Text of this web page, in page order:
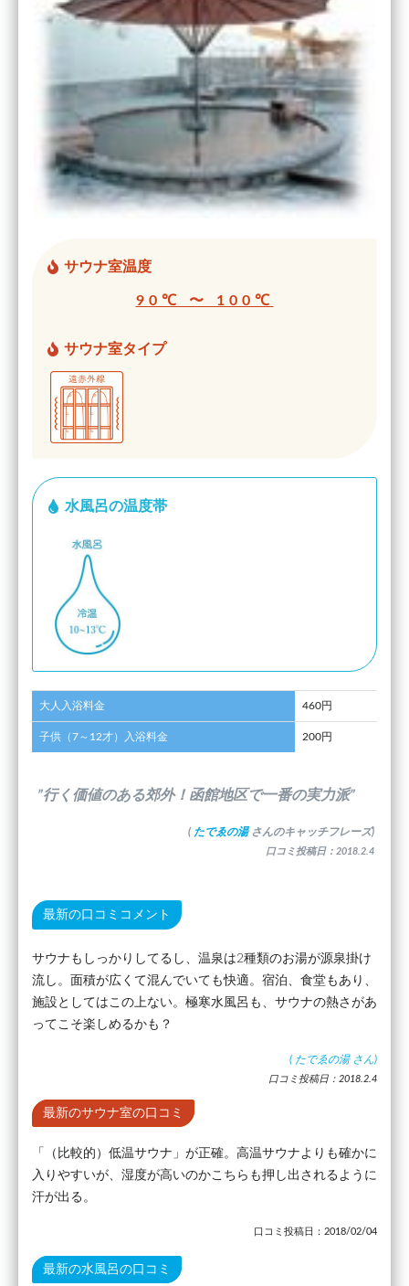
サウナ室温度
90℃ 〜 100℃
サウナ室タイプ
水風呂の温度帯
大人入浴料金 460円
子供（7～12才）入浴料金 200円
”行く価値のある郊外！函館地区で一番の実力派”
( たでゑの湯 さんのキャッチフレーズ)
口コミ投稿日：2018.2.4
最新の口コミコメント
サウナもしっかりしてるし、温泉は2種類のお湯が源泉掛け
流し。面積が広くて混んでいても快適。宿泊、食堂もあり、
施設としてはこの上ない。極寒水風呂も、サウナの熱さがあ
ってこそ楽しめるかも？
( たでゑの湯 さん)
口コミ投稿日：2018.2.4
最新のサウナ室の口コミ
「（比較的）低温サウナ」が正確。高温サウナよりも確かに
入りやすいが、湿度が高いのかこちらも押し出されるように
汗が出る。
口コミ投稿日：2018/02/04
最新の水風呂の口コミ